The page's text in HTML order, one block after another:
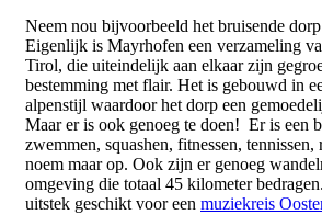
Neem nou bijvoorbeeld het bruisende
Eigenlijk is Mayrhofen een verzameling
Tirol, die uiteindelijk aan elkaar zijn
bestemming met flair. Het is gebouwd in
alpenstijl waardoor het dorp een
Maar er is ook genoeg te doen! Er is een
zwemmen, squashen, fitnessen, tennissen,
noem maar op. Ook zijn er genoeg
omgeving die totaal 45 kilometer
uitstek geschikt voor een muziekreis